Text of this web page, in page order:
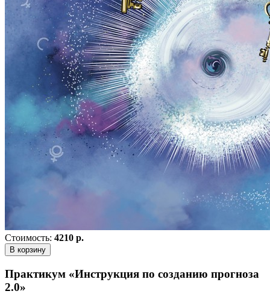
Стоимость: 4210 р.
В корзину
Практикум «Инструкция по созданию прогноза
2.0»